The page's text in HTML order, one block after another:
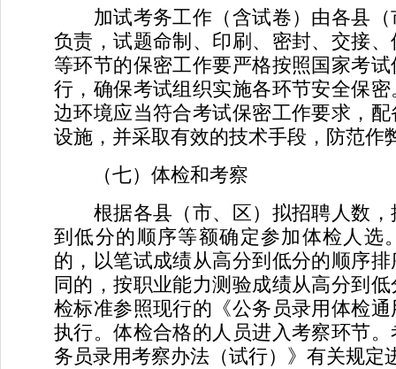
加试考务工作（含试卷）由各县（
负责，试题命制、印刷、密封、交接
等环节的保密工作要严格按照国家考
行，确保考试组织实施各环节安全保
边环境应当符合考试保密工作要求，
设施，并采取有效的技术手段，防范作
（七）体检和考察
根据各县（市、区）拟招聘人数，
到低分的顺序等额确定参加体检人选
的，以笔试成绩从高分到低分的顺序
同的，按职业能力测验成绩从高分到
检标准参照现行的《公务员录用体检
执行。体检合格的人员进入考察环节
务员录用考察办法（试行）》有关规定